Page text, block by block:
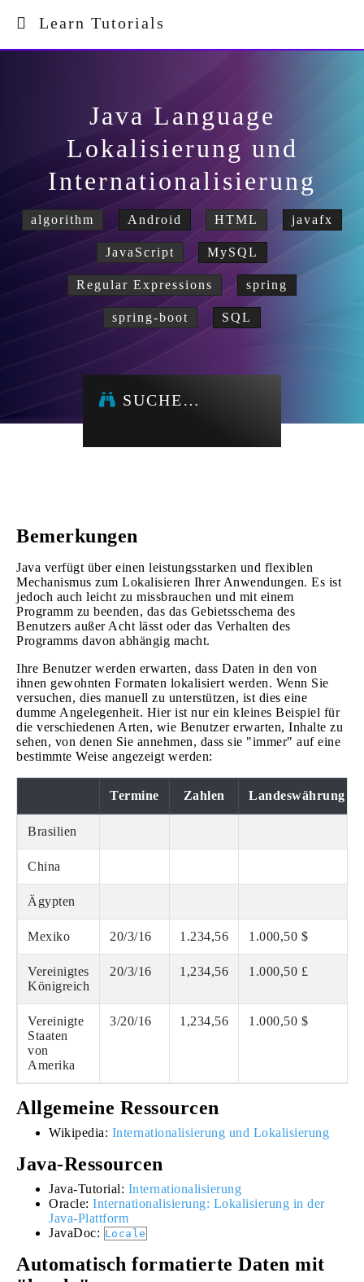
Learn Tutorials
Java Language
Lokalisierung und
Internationalisierung
algorithm Android HTML javafx
JavaScript MySQL
Regular Expressions spring
spring-boot SQL
SUCHE…
Bemerkungen
Java verfügt über einen leistungsstarken und flexiblen
Mechanismus zum Lokalisieren Ihrer Anwendungen. Es ist
jedoch auch leicht zu missbrauchen und mit einem
Programm zu beenden, das das Gebietsschema des
Benutzers außer Acht lässt oder das Verhalten des
Programms davon abhängig macht.
Ihre Benutzer werden erwarten, dass Daten in den von
ihnen gewohnten Formaten lokalisiert werden. Wenn Sie
versuchen, dies manuell zu unterstützen, ist dies eine
dumme Angelegenheit. Hier ist nur ein kleines Beispiel für
die verschiedenen Arten, wie Benutzer erwarten, Inhalte zu
sehen, von denen Sie annehmen, dass sie "immer" auf eine
bestimmte Weise angezeigt werden:
Termine Zahlen Landeswährung
Brasilien
China
Ägypten
Mexiko 20/3/16 1.234,56 1.000,50 $
Vereinigtes
Königreich
20/3/16 1,234,56 1.000,50 £
Vereinigte
Staaten
von
Amerika
3/20/16 1,234,56 1.000,50 $
Allgemeine Ressourcen
Wikipedia: Internationalisierung und Lokalisierung
Java-Ressourcen
Java-Tutorial: Internationalisierung
Oracle: Internationalisierung: Lokalisierung in der
Java-Plattform
JavaDoc: Locale
Automatisch formatierte Daten mit